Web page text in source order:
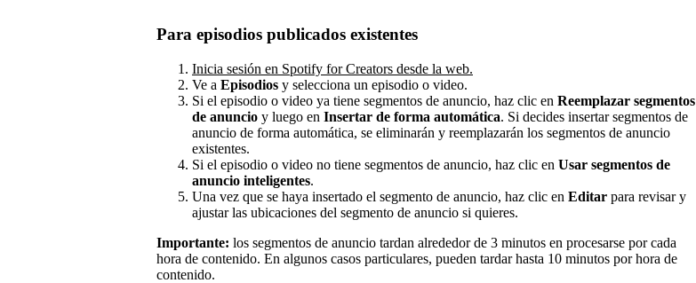
Para episodios publicados existentes
Inicia sesión en Spotify for Creators desde la web.
Ve a Episodios y selecciona un episodio o video.
Si el episodio o video ya tiene segmentos de anuncio, haz clic en Reemplazar segmentos
de anuncio y luego en Insertar de forma automática. Si decides insertar segmentos de
anuncio de forma automática, se eliminarán y reemplazarán los segmentos de anuncio
existentes.
Si el episodio o video no tiene segmentos de anuncio, haz clic en Usar segmentos de
anuncio inteligentes.
Una vez que se haya insertado el segmento de anuncio, haz clic en Editar para revisar y
ajustar las ubicaciones del segmento de anuncio si quieres.
Importante: los segmentos de anuncio tardan alrededor de 3 minutos en procesarse por cada
hora de contenido. En algunos casos particulares, pueden tardar hasta 10 minutos por hora de
contenido.